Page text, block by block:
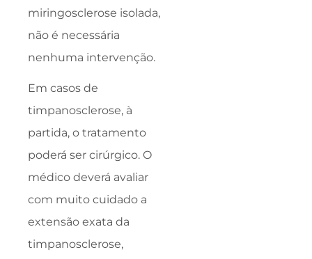
miringosclerose isolada,
não é necessária
nenhuma intervenção.
Em casos de
timpanosclerose, à
partida, o tratamento
poderá ser cirúrgico. O
médico deverá avaliar
com muito cuidado a
extensão exata da
timpanosclerose,